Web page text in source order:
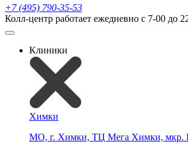
+7 (495) 790-35-53
Колл-центр работает ежедневно с 7-00 до
Клиники
Химки
МО, г. Химки, ТЦ Мега Химки, мкр.